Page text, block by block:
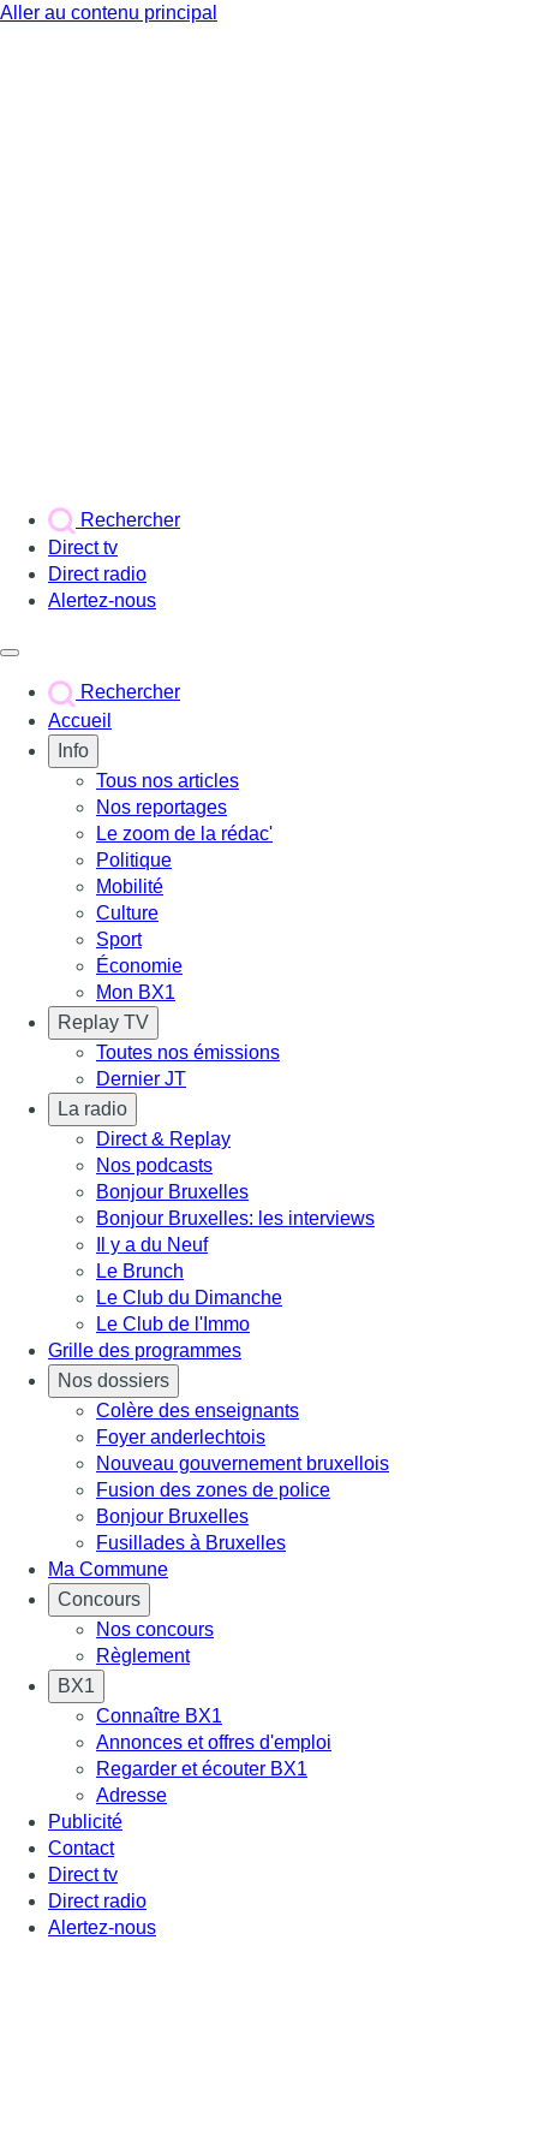
Aller au contenu principal
Rechercher
Direct tv
Direct radio
Alertez-nous
Rechercher
Accueil
Info
Tous nos articles
Nos reportages
Le zoom de la rédac'
Politique
Mobilité
Culture
Sport
Économie
Mon BX1
Replay TV
Toutes nos émissions
Dernier JT
La radio
Direct & Replay
Nos podcasts
Bonjour Bruxelles
Bonjour Bruxelles: les interviews
Il y a du Neuf
Le Brunch
Le Club du Dimanche
Le Club de l'Immo
Grille des programmes
Nos dossiers
Colère des enseignants
Foyer anderlechtois
Nouveau gouvernement bruxellois
Fusion des zones de police
Bonjour Bruxelles
Fusillades à Bruxelles
Ma Commune
Concours
Nos concours
Règlement
BX1
Connaître BX1
Annonces et offres d'emploi
Regarder et écouter BX1
Adresse
Publicité
Contact
Direct tv
Direct radio
Alertez-nous